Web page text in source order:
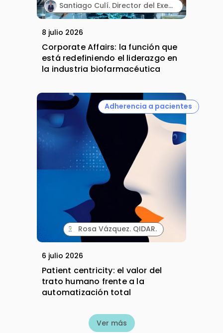
Santiago Culí. Director del Executive Program en Asuntos Públicos y Comunicación en la Industria Farmacéutica de Cesif.
8 julio 2026
Corporate Affairs: la función que
está redefiniendo el liderazgo en
la industria biofarmacéutica
Adherencia a pacientes
Rosa Vázquez. QIDAR.
6 julio 2026
Patient centricity: el valor del
trato humano frente a la
automatización total
Ver más